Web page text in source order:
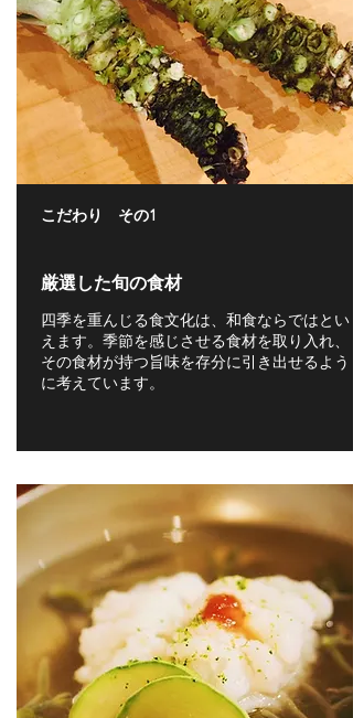
こだわり その1
厳選した旬の食材
四季を重んじる食文化は、和食ならではとい
えます。季節を感じさせる食材を取り入れ、
その食材が持つ旨味を存分に引き出せるよう
に考えています。